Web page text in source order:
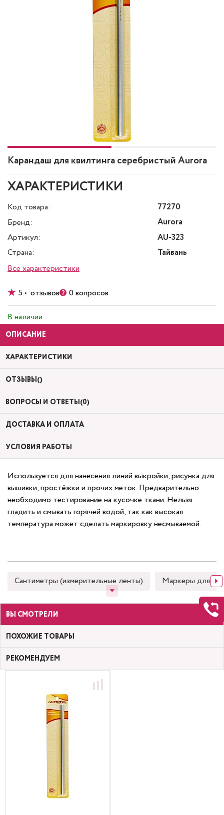
Карандаш для квилтинга серебристый Aurora
ХАРАКТЕРИСТИКИ
Код товара:
77270
Бренд:
Aurora
Артикул:
AU-323
Страна:
Тайвань
Все характеристики
5 • отзывов 0 вопросов
В наличии
ОПИСАНИЕ
ХАРАКТЕРИСТИКИ
ОТЗЫВЫ()
ВОПРОСЫ И ОТВЕТЫ(0)
ДОСТАВКА И ОПЛАТА
УСЛОВИЯ РАБОТЫ
Используется для нанесения линий выкройки, рисунка для
вышивки, простёжки и прочих меток. Предварительно
необходимо тестирование на кусочке ткани. Нельзя
гладить и смывать горячей водой, так как высокая
температура может сделать маркировку несмываемой.
Сантиметры (измерительные ленты) Маркеры для
ВЫ СМОТРЕЛИ
ПОХОЖИЕ ТОВАРЫ
РЕКОМЕНДУЕМ